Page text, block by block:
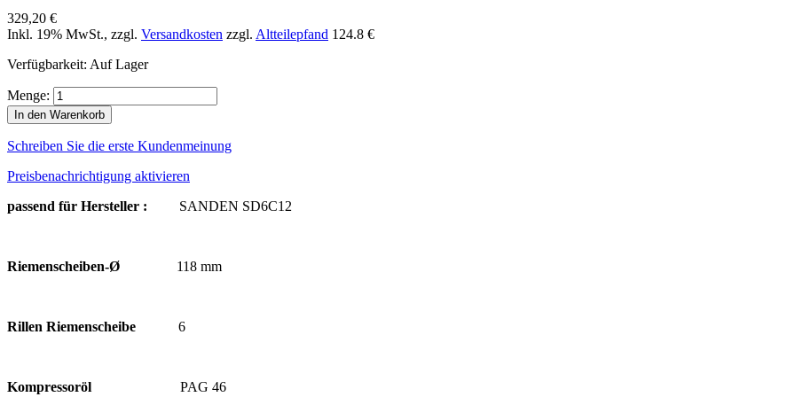
329,20 €
Inkl. 19% MwSt., zzgl. Versandkosten zzgl. Altteilepfand 124.8 €
Verfügbarkeit: Auf Lager
Menge:
In den Warenkorb
Schreiben Sie die erste Kundenmeinung
Preisbenachrichtigung aktivieren
passend für Hersteller :
SANDEN SD6C12
Riemenscheiben-Ø 118 mm
Rillen Riemenscheibe 6
Kompressoröl PAG 46